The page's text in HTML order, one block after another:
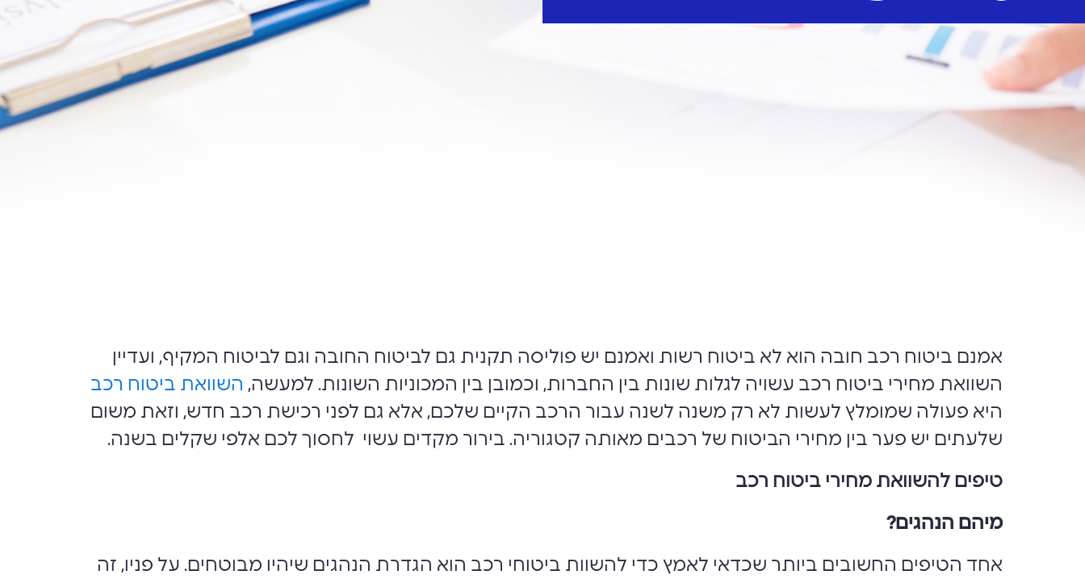
אמנם ביטוח רכב חובה הוא לא ביטוח רשות ואמנם יש פוליסה תקנית גם לביטוח החובה וגם לביטוח המקיף, ועדיין
השוואת מחירי ביטוח רכב עשויה לגלות שונות בין החברות, וכמובן בין המכוניות השונות. למעשה, השוואת ביטוח רכב
היא פעולה שמומלץ לעשות לא רק משנה לשנה עבור הרכב הקיים שלכם, אלא גם לפני רכישת רכב חדש, וזאת משום
שלעתים יש פער בין מחירי הביטוח של רכבים מאותה קטגוריה. בירור מקדים עשוי לחסוך לכם אלפי שקלים בשנה.
טיפים להשוואת מחירי ביטוח רכב
מיהם הנהגים?
אחד הטיפים החשובים ביותר שכדאי לאמץ כדי להשוות ביטוחי רכב הוא הגדרת הנהגים שיהיו מבוטחים. על פניו, זה